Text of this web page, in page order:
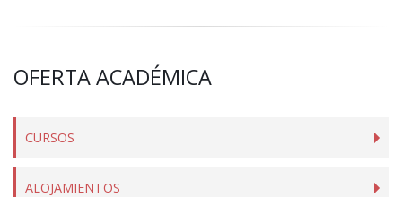
OFERTA ACADÉMICA
CURSOS
ALOJAMIENTOS